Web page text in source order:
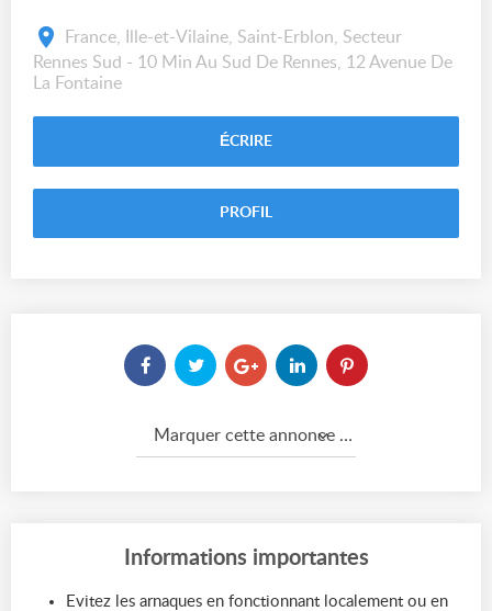
France, Ille-et-Vilaine, Saint-Erblon, Secteur
Rennes Sud - 10 Min Au Sud De Rennes, 12 Avenue De
La Fontaine
ÉCRIRE
PROFIL
Marquer cette annonce comme...
Informations importantes
Evitez les arnaques en fonctionnant localement ou en